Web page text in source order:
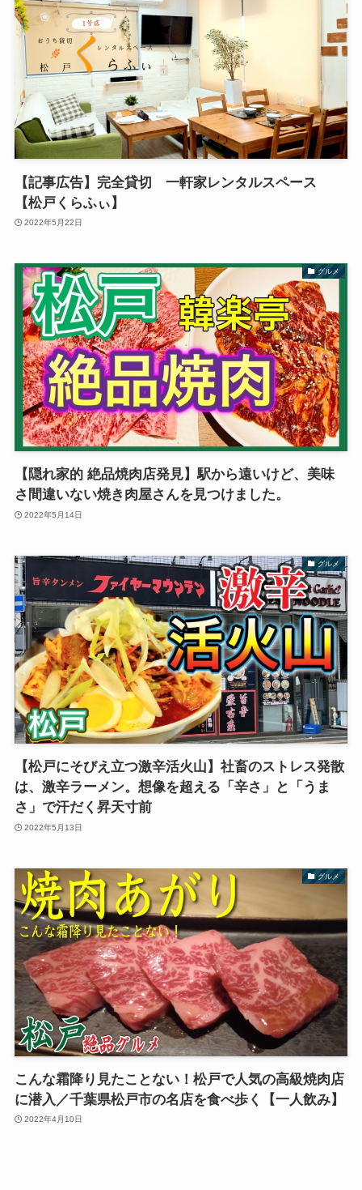
【記事広告】完全貸切 一軒家レンタルスペース
【松戸くらふぃ】
2022年5月22日
グルメ
【隠れ家的 絶品焼肉店発見】駅から遠いけど、美味
さ間違いない焼き肉屋さんを見つけました。
2022年5月14日
グルメ
【松戸にそびえ立つ激辛活火山】社畜のストレス発散
は、激辛ラーメン。想像を超える「辛さ」と「うま
さ」で汗だく昇天寸前
2022年5月13日
グルメ
こんな霜降り見たことない！松戸で人気の高級焼肉店
に潜入／千葉県松戸市の名店を食べ歩く【一人飲み】
2022年4月10日